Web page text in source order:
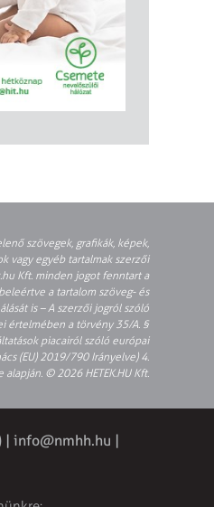
szövegek, grafikák, képek,
vagy egyéb tartalmak szerzői
Kft. minden jogot fenntart a
a tartalom szöveg- és
is – A szerzői jogról szóló
értelmében a törvény 35/A. §
piacairól szóló európai
(EU) 2019/790 Irányelve) 4.
alapján. © 2026 HETEK.HU Kft.
info@nmhh.hu